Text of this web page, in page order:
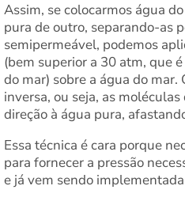
Assim, se colocarmos água
pura de outro, separando-as
semipermeável, podemos
(bem superior a 30 atm, que
do mar) sobre a água do mar.
inversa, ou seja, as
direção à água pura,
Essa técnica é cara porque
para fornecer a pressão
e já vem sendo